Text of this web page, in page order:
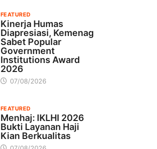
FEATURED
Kinerja Humas
Diapresiasi, Kemenag
Sabet Popular
Government
Institutions Award
2026
07/08/2026
FEATURED
Menhaj: IKLHI 2026
Bukti Layanan Haji
Kian Berkualitas